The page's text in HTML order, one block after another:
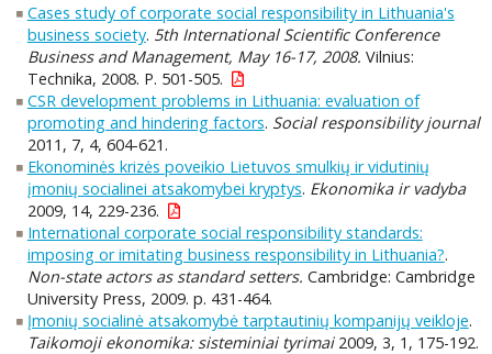
Cases study of corporate social responsibility in Lithuania's
business society. 5th International Scientific Conference
Business and Management, May 16-17, 2008. Vilnius:
Technika, 2008. P. 501-505.
CSR development problems in Lithuania: evaluation of
promoting and hindering factors. Social responsibility journal
2011, 7, 4, 604-621.
Ekonominės krizės poveikio Lietuvos smulkių ir vidutinių
įmonių socialinei atsakomybei kryptys. Ekonomika ir vadyba
2009, 14, 229-236.
International corporate social responsibility standards:
imposing or imitating business responsibility in Lithuania?.
Non-state actors as standard setters. Cambridge: Cambridge
University Press, 2009. p. 431-464.
Įmonių socialinė atsakomybė tarptautinių kompanijų veikloje.
Taikomoji ekonomika: sisteminiai tyrimai2009, 3, 1, 175-192.